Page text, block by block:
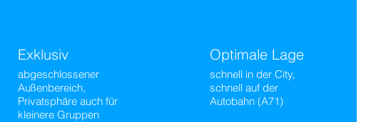
Exklusiv
abgeschlossener
Außenbereich,
Privatsphäre auch für
kleinere Gruppen
Optimale Lage
schnell in der City,
schnell auf der
Autobahn (A71)